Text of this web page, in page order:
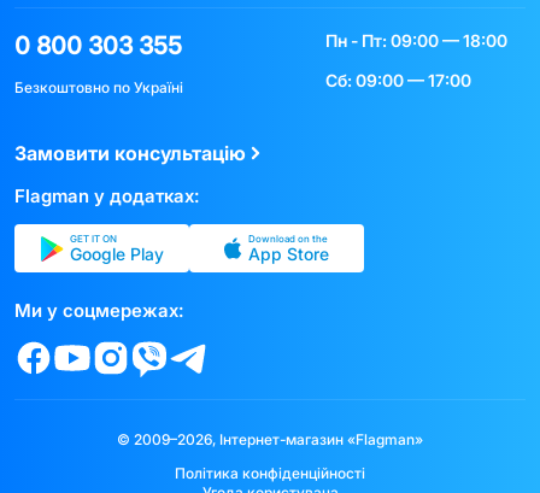
0 800 303 355
Безкоштовно по Україні
Пн - Пт: 09:00 — 18:00
Сб: 09:00 — 17:00
Замовити консультацію
Flagman у додатках:
GET IT ON
Google Play
Download on the
App Store
Ми у соцмережах:
© 2009–2026, Інтернет-магазин «Flagman»
Політика конфіденційності